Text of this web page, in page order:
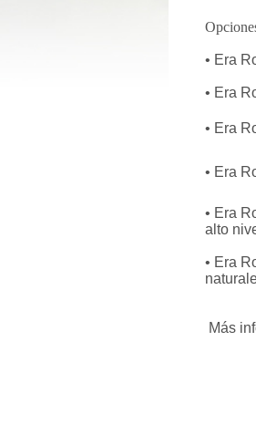
• Era
• Era
• Era
• Era
• Era
alto
• Era
Más